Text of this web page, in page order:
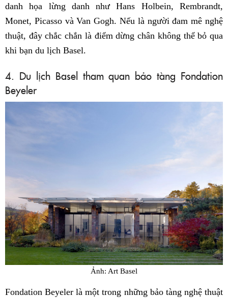
danh họa lừng danh như Hans Holbein, Rembrandt,
Monet, Picasso và Van Gogh. Nếu là người đam mê nghệ
thuật, đây chắc chắn là điểm dừng chân không thể bỏ qua
khi bạn du lịch Basel.
4. Du lịch Basel tham quan bảo tàng Fondation
Beyeler
Ảnh: Art Basel
Fondation Beyeler là một trong những bảo tàng nghệ thuật